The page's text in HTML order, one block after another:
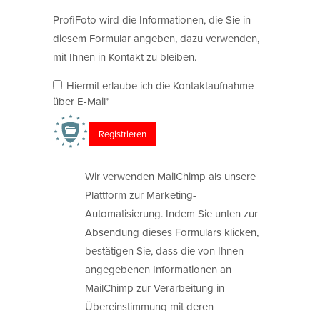
ProfiFoto wird die Informationen, die Sie in
diesem Formular angeben, dazu verwenden,
mit Ihnen in Kontakt zu bleiben.
Hiermit erlaube ich die Kontaktaufnahme
über E-Mail*
Wir verwenden MailChimp als unsere
Plattform zur Marketing-
Automatisierung. Indem Sie unten zur
Absendung dieses Formulars klicken,
bestätigen Sie, dass die von Ihnen
angegebenen Informationen an
MailChimp zur Verarbeitung in
Übereinstimmung mit deren